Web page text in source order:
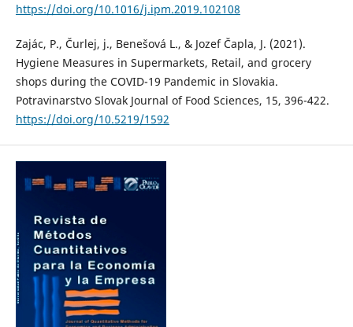
https://doi.org/10.1016/j.ipm.2019.102108
Zajác, P., Čurlej, j., Benešová L., & Jozef Čapla, J. (2021).
Hygiene Measures in Supermarkets, Retail, and grocery
shops during the COVID-19 Pandemic in Slovakia.
Potravinarstvo Slovak Journal of Food Sciences, 15, 396-422.
https://doi.org/10.5219/1592